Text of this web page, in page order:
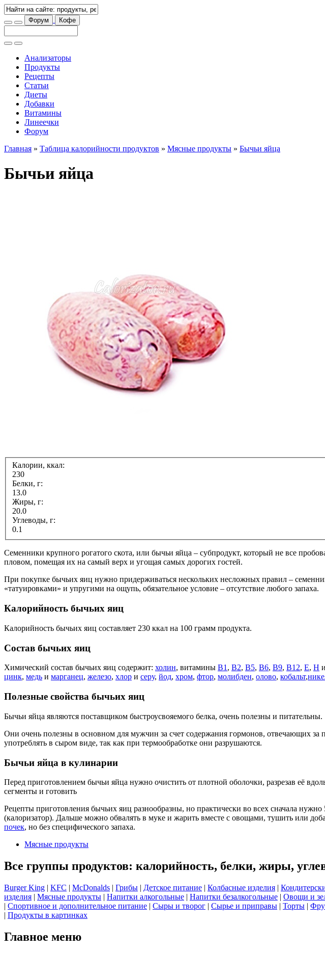
Форум Кофе
Анализаторы
Продукты
Рецепты
Статьи
Диеты
Добавки
Витамины
Линеечки
Форум
Главная » Таблица калорийности продуктов » Мясные продукты » Бычьи яйца
Бычьи яйца
Калории, ккал:
230
Белки, г:
13.0
Жиры, г:
20.0
Углеводы, г:
0.1
Семенники крупного рогатого скота, или бычьи яйца – субпродукт, который не все
пловом, помещая их на самый верх и угощая самых дорогих гостей.
При покупке бычьих яиц нужно придерживаться нескольких несложных правил –
«татуировками» и упругими на ощупь, обязательное условие – отсутствие любого запаха.
Калорийность бычьих яиц
Калорийность бычьих яиц составляет 230 ккал на 100 грамм продукта.
Состав бычьих яиц
Химический состав бычьих яиц содержит: холин, витамины В1 , В2, В5, В6, В9, В12, Е, Н и
цинк, медь и марганец, железо, хлор и серу, йод, хром, фтор, молибден, олово, кобальт,
Полезные свойства бычьих яиц
Бычьи яйца являются поставщиком быстроусвояемого белка, очень полезны и питательны.
Они очень полезны в основном для мужчин за счет содержания гормонов, отвечающих
употреблять в сыром виде, так как при термообработке они разрушаются.
Бычьи яйца в кулинарии
Перед приготовлением бычьи яйца нужно очистить от плотной оболочки, разрезав её
сегменты и готовить
Рецепты приготовления бычьих яиц разнообразны, но практически во всех сначала
(калоризатор). Дальше можно обвалять в муке и жарить вместе с овощами, тушить или
почек, но без специфического запаха.
Мясные продукты
Все группы продуктов: калорийность, белки, жиры,
Burger King | KFC | McDonalds | Грибы | Детское питание | Колбасные изделия |
изделия | Мясные продукты | Напитки алкогольные | Напитки безалкогольные | Овощи и
| Спортивное и дополнительное питание | Сыры и творог | Сырье и приправы | Торты |
| Продукты в картинках
Главное меню